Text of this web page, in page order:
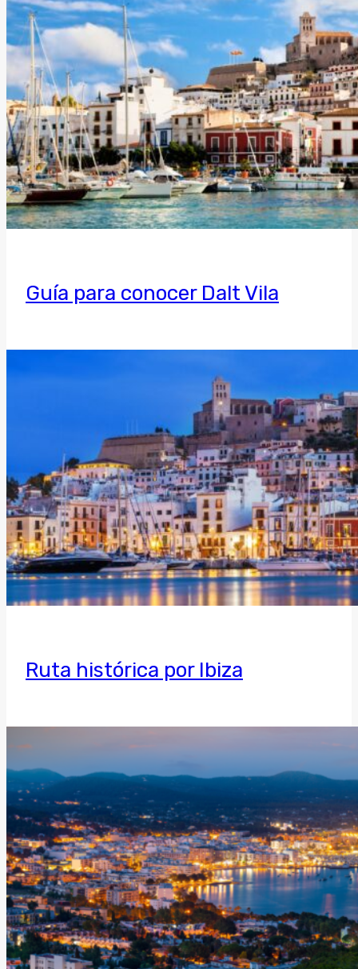
Guía para conocer Dalt Vila
Ruta histórica por Ibiza